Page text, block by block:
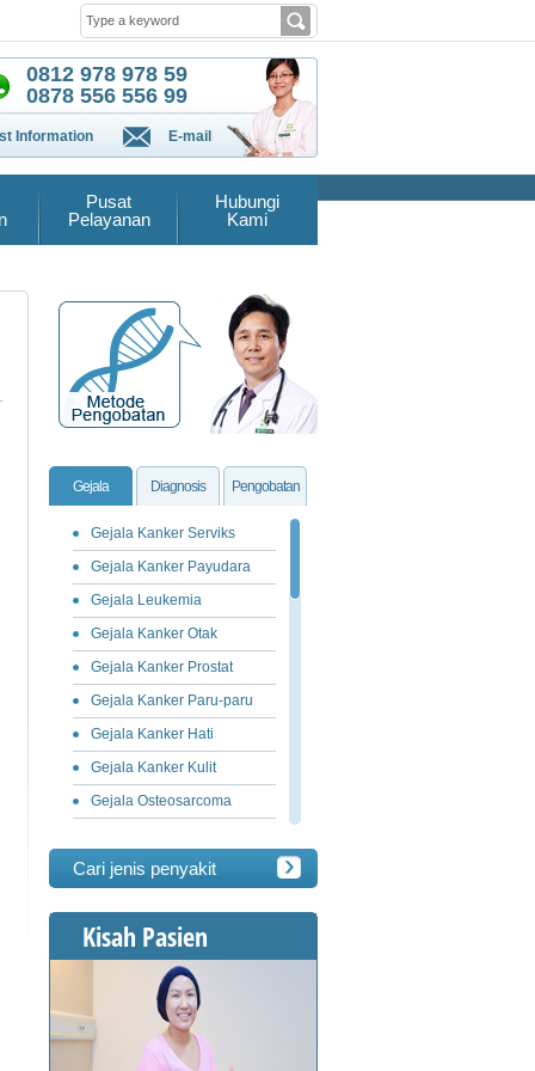
0812 978 978 59
0878 556 556 99
Information E-mail
Pusat
Pelayanan
Hubungi
Kami
Gejala Diagnosis Pengobatan
Gejala Kanker Serviks
Gejala Kanker Payudara
Gejala Leukemia
Gejala Kanker Otak
Gejala Kanker Prostat
Gejala Kanker Paru-paru
Gejala Kanker Hati
Gejala Kanker Kulit
Gejala Osteosarcoma
Gejala Kanker Lambung
Gejala Kanker Pankreas
Gejala Kanker Usus Besar
Gejala Kanker Penis
Gejala Kanker Testis
Cari jenis penyakit
Kisah Pasien